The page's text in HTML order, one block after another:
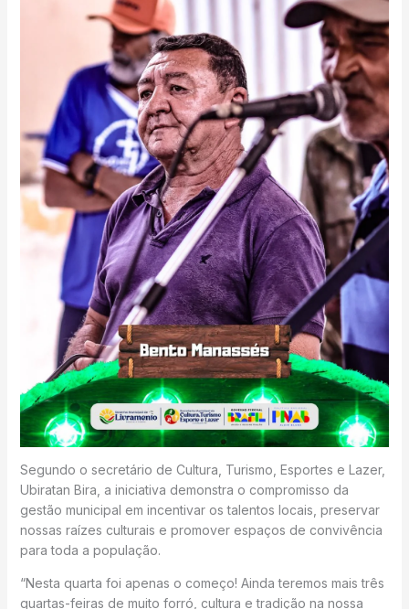
Segundo o secretário de Cultura, Turismo, Esportes e Lazer,
Ubiratan Bira, a iniciativa demonstra o compromisso da
gestão municipal em incentivar os talentos locais, preservar
nossas raízes culturais e promover espaços de convivência
para toda a população.
“Nesta quarta foi apenas o começo! Ainda teremos mais três
quartas-feiras de muito forró, cultura e tradição na nossa